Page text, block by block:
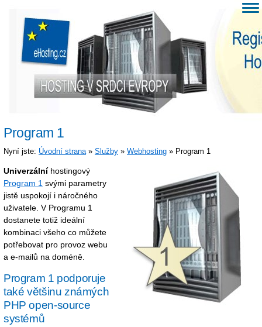
Program 1
Nyní jste: Úvodní strana » Služby » Webhosting » Program 1
Univerzálníhostingový
Program 1 svými parametry
jistě uspokojí i náročného
uživatele. V Programu 1
dostanete totiž ideální
kombinaci všeho co můžete
potřebovat pro provoz webu
a e-mailů na doméně.
Program 1 podporuje
také většinu známých
PHP open-source
systémů